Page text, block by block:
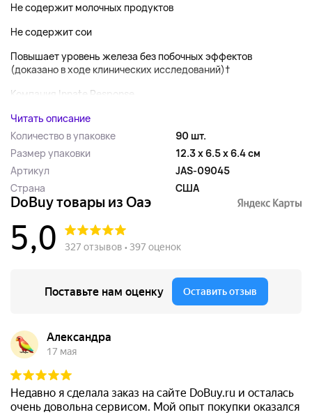
Не содержит молочных продуктов
Не содержит сои
Повышает уровень железа без побочных эффектов
(доказано в ходе клинических исследований)†
Компания Innate Response...
Читать описание
Количество в упаковке
90 шт.
Размер упаковки
12.3 x 6.5 x 6.4 см
Артикул
JAS-09045
Страна
США